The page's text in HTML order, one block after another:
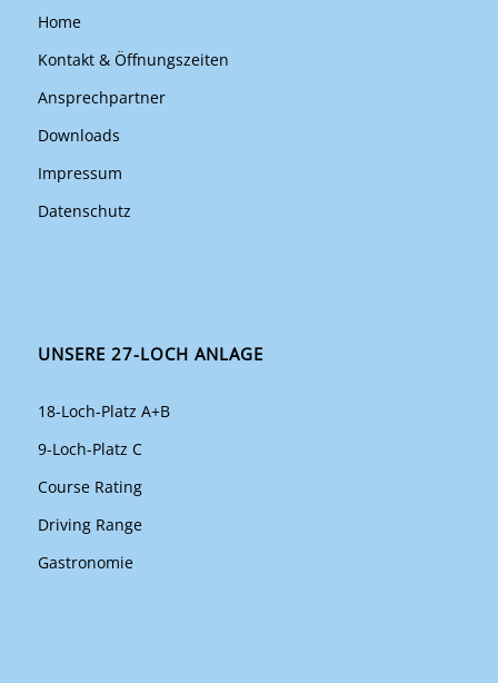
Home
Kontakt & Öffnungszeiten
Ansprechpartner
Downloads
Impressum
Datenschutz
UNSERE 27-LOCH ANLAGE
18-Loch-Platz A+B
9-Loch-Platz C
Course Rating
Driving Range
Gastronomie